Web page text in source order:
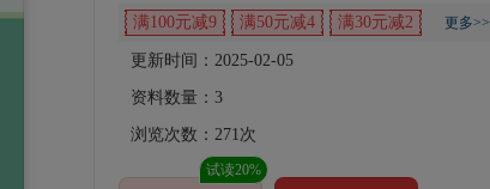
满100元减9 满50元减4 满30元减2 更多>>
更新时间：2025-02-05
资料数量： 3
浏览次数： 271次
试读20%